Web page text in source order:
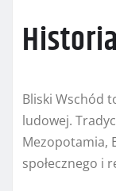
Bliski Wschód
ludowej.
Mezopotamia,
społecznego i